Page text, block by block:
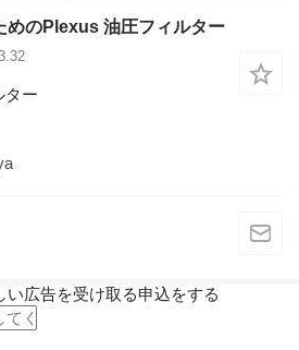
めのPlexus 油圧フィルター
ター
い広告を受け取る申込をする